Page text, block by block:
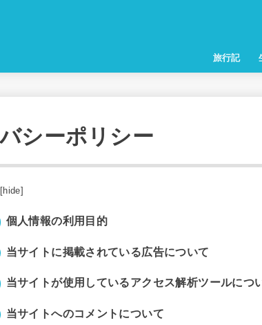
旅行記
シーポリシー
hide
個人情報の利用目的
当サイトに掲載されている広告について
当サイトが使用しているアクセス解析ツールにつ
当サイトへのコメントについて